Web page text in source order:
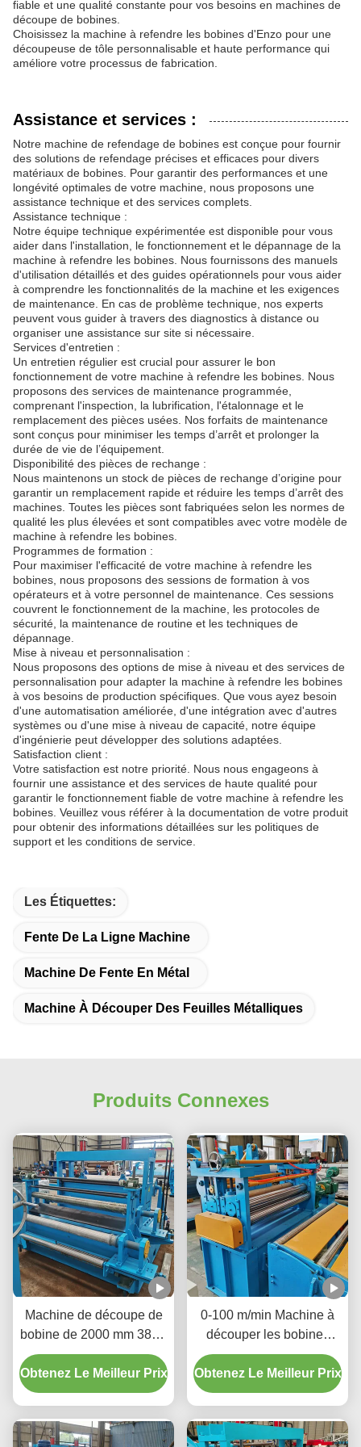
fiable et une qualité constante pour vos besoins en machines de
découpe de bobines.
Choisissez la machine à refendre les bobines d'Enzo pour une
découpeuse de tôle personnalisable et haute performance qui
améliore votre processus de fabrication.
Assistance et services :
Notre machine de refendage de bobines est conçue pour fournir
des solutions de refendage précises et efficaces pour divers
matériaux de bobines. Pour garantir des performances et une
longévité optimales de votre machine, nous proposons une
assistance technique et des services complets.
Assistance technique :
Notre équipe technique expérimentée est disponible pour vous
aider dans l'installation, le fonctionnement et le dépannage de la
machine à refendre les bobines. Nous fournissons des manuels
d'utilisation détaillés et des guides opérationnels pour vous aider
à comprendre les fonctionnalités de la machine et les exigences
de maintenance. En cas de problème technique, nos experts
peuvent vous guider à travers des diagnostics à distance ou
organiser une assistance sur site si nécessaire.
Services d'entretien :
Un entretien régulier est crucial pour assurer le bon
fonctionnement de votre machine à refendre les bobines. Nous
proposons des services de maintenance programmée,
comprenant l'inspection, la lubrification, l'étalonnage et le
remplacement des pièces usées. Nos forfaits de maintenance
sont conçus pour minimiser les temps d’arrêt et prolonger la
durée de vie de l’équipement.
Disponibilité des pièces de rechange :
Nous maintenons un stock de pièces de rechange d’origine pour
garantir un remplacement rapide et réduire les temps d’arrêt des
machines. Toutes les pièces sont fabriquées selon les normes de
qualité les plus élevées et sont compatibles avec votre modèle de
machine à refendre les bobines.
Programmes de formation :
Pour maximiser l'efficacité de votre machine à refendre les
bobines, nous proposons des sessions de formation à vos
opérateurs et à votre personnel de maintenance. Ces sessions
couvrent le fonctionnement de la machine, les protocoles de
sécurité, la maintenance de routine et les techniques de
dépannage.
Mise à niveau et personnalisation :
Nous proposons des options de mise à niveau et des services de
personnalisation pour adapter la machine à refendre les bobines
à vos besoins de production spécifiques. Que vous ayez besoin
d'une automatisation améliorée, d'une intégration avec d'autres
systèmes ou d'une mise à niveau de capacité, notre équipe
d'ingénierie peut développer des solutions adaptées.
Satisfaction client :
Votre satisfaction est notre priorité. Nous nous engageons à
fournir une assistance et des services de haute qualité pour
garantir le fonctionnement fiable de votre machine à refendre les
bobines. Veuillez vous référer à la documentation de votre produit
pour obtenir des informations détaillées sur les politiques de
support et les conditions de service.
Les Étiquettes:
Fente De La Ligne Machine
Machine De Fente En Métal
Machine À Découper Des Feuilles Métalliques
Produits Connexes
Machine de découpe de
bobine de 2000 mm 380V
50Hz 3 phases pour
augmenter la disponibilité
du matériau
Obtenez Le Meilleur Prix
0-100 m/min Machine à
découper les bobines
pour couper les grandes
bobines métalliques en
bandes plus étroites
Obtenez Le Meilleur Prix